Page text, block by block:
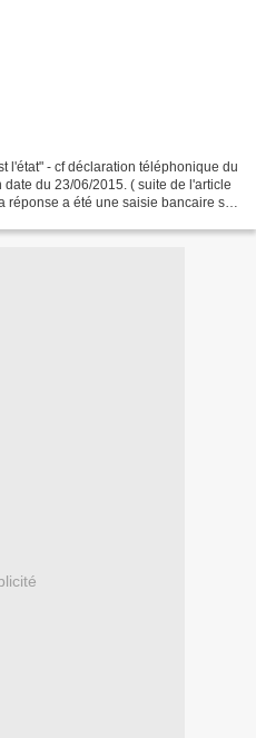
l'état" - cf déclaration téléphonique du
du 23/06/2015. ( suite de l'article
réponse a été une saisie bancaire sur